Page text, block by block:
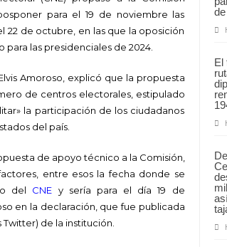
El
para el 19 de noviembre las
22 de octubre, en las que la oposición
para las presidenciales de 2024.
Amoroso, explicó que la propuesta
de centros electorales, estipulado
la participación de los ciudadanos
del país.
de apoyo técnico a la Comisión,
entre esos la fecha donde se
del CNE y sería para el día 19 de
en la declaración, que fue publicada
de la institución.